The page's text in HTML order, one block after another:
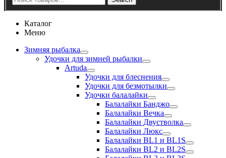
Каталог
Меню
Зимняя рыбалка
Удочки для зимней рыбалки
Artuda
Удочки для блеснения
Удочки для безмотылки
Удочки балалайки
Балалайки Банджо
Балалайки Вечка
Балалайки Двустволка
Балалайки Люкс
Балалайки BL1 и BL1S
Балалайки BL2 и BL2S